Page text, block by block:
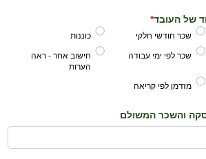
של העובד*
(required)
שכר חודשי חלקי
שכר לפי ימי עבודה
מזדמן לפי קריאה
כוננות
חישוב אחר - ראה
הערות
והשכר המשולם